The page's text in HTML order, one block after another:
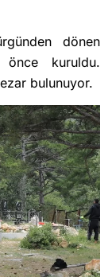
dönen
kuruldu.
bulunuyor.